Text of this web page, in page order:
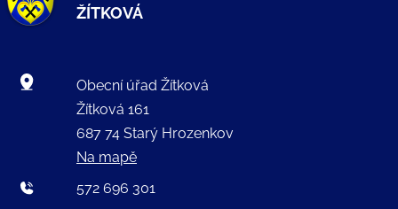
ŽÍTKOVÁ
Obecní úřad Žítková
Žítková 161
687 74 Starý Hrozenkov
Na mapě
572 696 301